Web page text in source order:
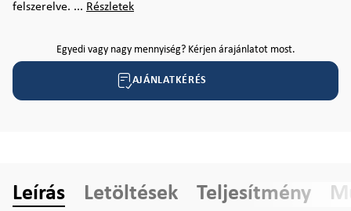
felszerelve. ... Részletek
Egyedi vagy nagy mennyiség? Kérjen árajánlatot most.
AJÁNLATKÉRÉS
Leírás Letöltések Teljesítmény